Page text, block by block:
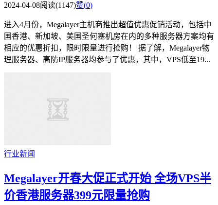
2024-04-08阅读(1147)赞(0)
进入4月份，Megalayer主机商推出超值优惠促销活动，包括中
国香港、新加坡、美国圣何塞机房在内的多种服务器方案均有
相应的优惠折扣，限时限量进行抢购！ 据了解，Megalayer物
理服务器、高防IP服务器均参与了优惠，其中，VPS低至19...
行业新闻
Megalayer开春大促正式开始 全场VPS半
价香港服务器399元限量抢购